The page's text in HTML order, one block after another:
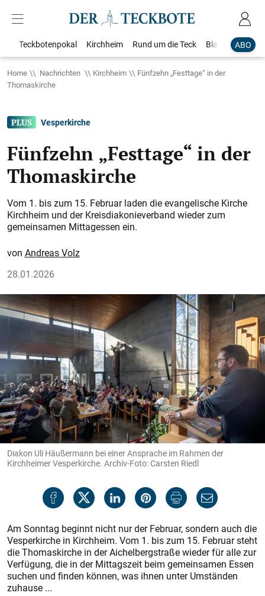
ABO
Teckbotenpokal Kirchheim Rund um die Teck Blaulicht
Home Nachrichten Kirchheim
Fünfzehn „Festtage“ in der
Thomaskirche
Vesperkirche
Fünfzehn „Festtage“ in der
Thomaskirche
Vom 1. bis zum 15. Februar laden die evangelische Kirche
Kirchheim und der Kreisdiakonieverband wieder zum
gemeinsamen Mittagessen ein.
Andreas Volz
28.01.2026
Diakon Uli Häußermann bei einer Ansprache im Rahmen der
Kirchheimer Vesperkirche. Archiv-Foto: Carsten Riedl
Am Sonntag beginnt nicht nur der Februar, sondern auch die
Vesperkirche in Kirchheim. Vom 1. bis zum 15. Februar steht
die Thomaskirche in der Aichelbergstraße wieder für alle zur
Verfügung, die in der Mittagszeit beim gemeinsamen Essen
suchen und finden können, was ihnen unter Umständen
zuhause ...